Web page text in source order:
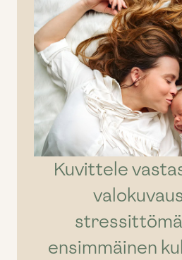
Kuvittele
ensimmäinen